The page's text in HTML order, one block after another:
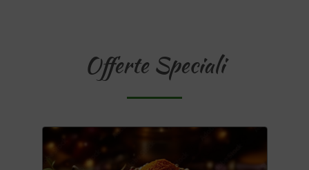
Offerte Speciali